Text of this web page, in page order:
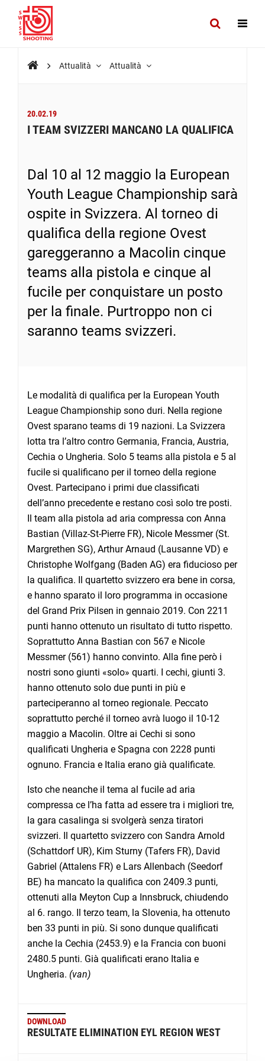
Attualità Attualità
20.02.19
I TEAM SVIZZERI MANCANO LA QUALIFICA
Dal 10 al 12 maggio la European
Youth League Championship sarà
ospite in Svizzera. Al torneo di
qualifica della regione Ovest
gareggeranno a Macolin cinque
teams alla pistola e cinque al
fucile per conquistare un posto
per la finale. Purtroppo non ci
saranno teams svizzeri.
Le modalità di qualifica per la European Youth
League Championship sono duri. Nella regione
Ovest sparano teams di 19 nazioni. La Svizzera
lotta tra l’altro contro Germania, Francia, Austria,
Cechia o Ungheria. Solo 5 teams alla pistola e 5 al
fucile si qualificano per il torneo della regione
Ovest. Partecipano i primi due classificati
dell’anno precedente e restano così solo tre posti.
Il team alla pistola ad aria compressa con Anna
Bastian (Villaz-St-Pierre FR), Nicole Messmer (St.
Margrethen SG), Arthur Arnaud (Lausanne VD) e
Christophe Wolfgang (Baden AG) era fiducioso per
la qualifica. Il quartetto svizzero era bene in corsa,
e hanno sparato il loro programma in occasione
del Grand Prix Pilsen in gennaio 2019. Con 2211
punti hanno ottenuto un risultato di tutto rispetto.
Soprattutto Anna Bastian con 567 e Nicole
Messmer (561) hanno convinto. Alla fine però i
nostri sono giunti «solo» quarti. I cechi, giunti 3.
hanno ottenuto solo due punti in più e
parteciperanno al torneo regionale. Peccato
soprattutto perché il torneo avrà luogo il 10-12
maggio a Macolin. Oltre ai Cechi si sono
qualificati Ungheria e Spagna con 2228 punti
ognuno. Francia e Italia erano già qualificate.
Isto che neanche il tema al fucile ad aria
compressa ce l’ha fatta ad essere tra i migliori tre,
la gara casalinga si svolgerà senza tiratori
svizzeri. Il quartetto svizzero con Sandra Arnold
(Schattdorf UR), Kim Sturny (Tafers FR), David
Gabriel (Attalens FR) e Lars Allenbach (Seedorf
BE) ha mancato la qualifica con 2409.3 punti,
ottenuti alla Meyton Cup a Innsbruck, chiudendo
al 6. rango. Il terzo team, la Slovenia, ha ottenuto
ben 33 punti in più. Si sono dunque qualificati
anche la Cechia (2453.9) e la Francia con buoni
2480.5 punti. Già qualificati erano Italia e
Ungheria. (van)
DOWNLOAD
RESULTATE ELIMINATION EYL REGION WEST